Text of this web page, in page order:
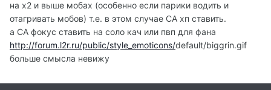
на х2 и выше мобах (особенно если парики водить и
отагривать мобов) т.е. в этом случае СА хп ставить.
а СА фокус ставить на соло кач или пвп для фана
http://forum.l2r.ru/public/style_emoticons/default/biggrin.gif
больше смысла невижу